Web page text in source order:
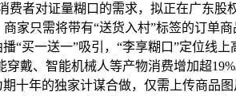
费者对证量糊口的需求，拟正在广东
家只需将带有“送货入村”标签的订单
买一送一”吸引，“李享糊口”定位线上
戴、智能机械人等产物消费增加超
十年的独家计谋合做，仅需上传商品图